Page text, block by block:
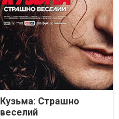
Кузьма: Страшно
веселий